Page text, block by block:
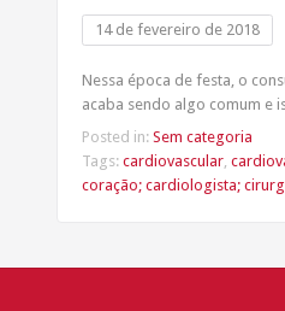
14 de fevereiro de 2018
Nessa época de festa, o
acaba sendo algo comum e
Posted in: Sem categoria
Tags: cardiovascular,
coração; cardiologista;